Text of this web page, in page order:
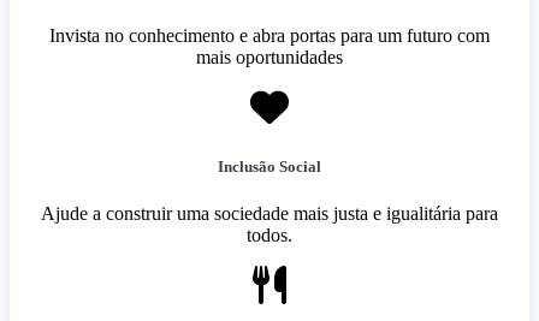
Invista no conhecimento e abra portas para um futuro com
mais oportunidades
Inclusão Social
Ajude a construir uma sociedade mais justa e igualitária para
todos.